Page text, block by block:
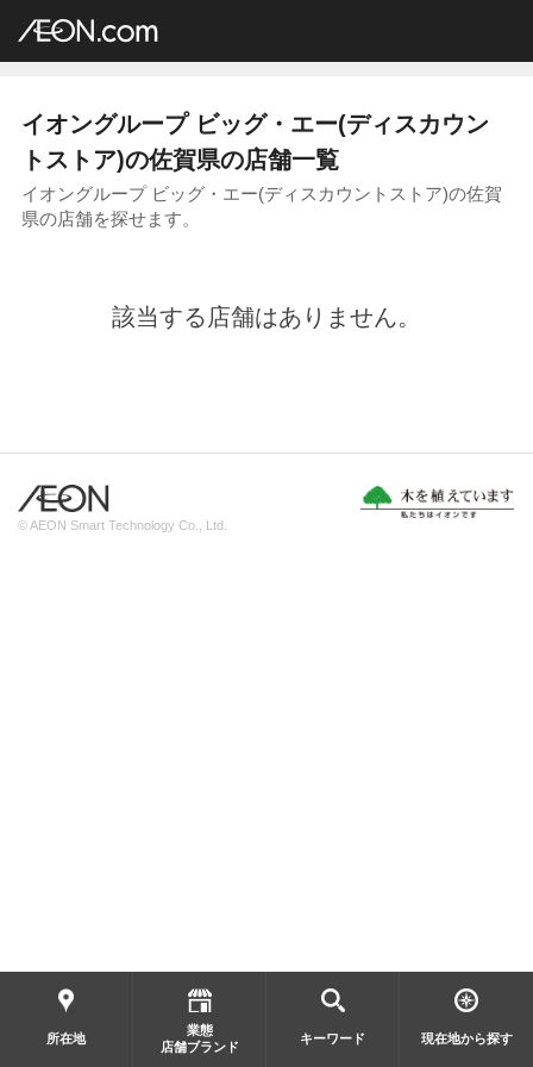
イオングループ店舗一覧
イオングループ ビッグ・エー(ディスカウン
トストア)の佐賀県の店舗一覧
イオングループ ビッグ・エー(ディスカウントストア)の佐賀
県の店舗を探せます。
該当する店舗はありません。
所在地
業態
店舗ブランド
キーワード 現在地から探す
© AEON Smart Technology Co., Ltd.